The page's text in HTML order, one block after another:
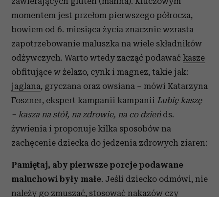
momentem jest przełom pierwszego półrocza,
bowiem od 6. miesiąca życia znacznie wzrasta
zapotrzebowanie maluszka na wiele składników
odżywczych. Warto wtedy zacząć podawać kasze
obfitujące w żelazo, cynk i magnez, takie jak:
jaglana, gryczana oraz owsiana – mówi Katarzyna
Foszner, ekspert kampanii kampanii Lubię kaszę
– kasza na stół, na zdrowie, na co dzieńds.
żywienia i proponuje kilka sposobów na
zachęcenie dziecka do jedzenia zdrowych ziaren:
Pamiętaj, aby pierwsze porcje podawane
maluchowi były małe. Jeśli dziecko odmówi, nie
należy go zmuszać, stosować nakazów czy